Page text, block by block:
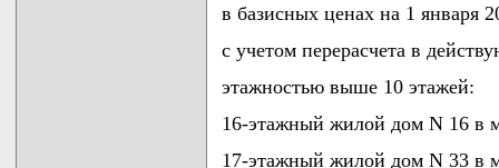
в базисных ценах на 1 января
с учетом перерасчета в
этажностью выше 10 этажей:
16-этажный жилой дом N 16 в
17-этажный жилой дом N 33 в